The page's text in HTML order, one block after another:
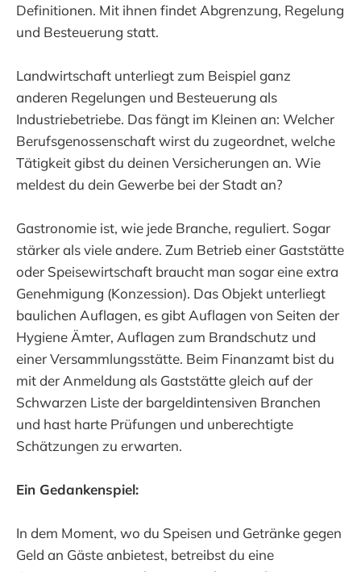
Definitionen. Mit ihnen findet Abgrenzung, Regelung
und Besteuerung statt.
Landwirtschaft unterliegt zum Beispiel ganz
anderen Regelungen und Besteuerung als
Industriebetriebe. Das fängt im Kleinen an: Welcher
Berufsgenossenschaft wirst du zugeordnet, welche
Tätigkeit gibst du deinen Versicherungen an. Wie
meldest du dein Gewerbe bei der Stadt an?
Gastronomie ist, wie jede Branche, reguliert. Sogar
stärker als viele andere. Zum Betrieb einer Gaststätte
oder Speisewirtschaft braucht man sogar eine extra
Genehmigung (Konzession). Das Objekt unterliegt
baulichen Auflagen, es gibt Auflagen von Seiten der
Hygiene Ämter, Auflagen zum Brandschutz und
einer Versammlungsstätte. Beim Finanzamt bist du
mit der Anmeldung als Gaststätte gleich auf der
Schwarzen Liste der bargeldintensiven Branchen
und hast harte Prüfungen und unberechtigte
Schätzungen zu erwarten.
Ein Gedankenspiel:
In dem Moment, wo du Speisen und Getränke gegen
Geld an Gäste anbietest, betreibst du eine